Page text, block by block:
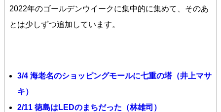
2022年のゴールデンウイークに集中的に集めて、そのあ
とは少しずつ追加しています。
3/4 海老名のショッピングモールに七重の塔（井上マサ
キ）
2/11 徳島はLEDのまちだった（林雄司）